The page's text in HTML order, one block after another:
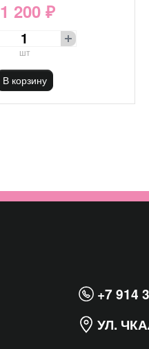
1 200 ₽
шт
В корзину
+7 914
УЛ.